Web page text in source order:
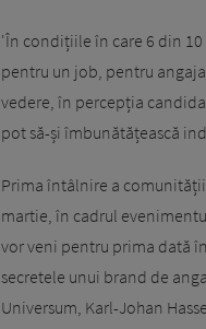
'În condițiile în care 6 din
pentru un job, pentru
vedere, în percepția
pot să-și îmbunătățească
Prima întâlnire a comunității
martie, în cadrul
vor veni pentru prima dată
secretele unui brand de
Universum, Karl-Johan